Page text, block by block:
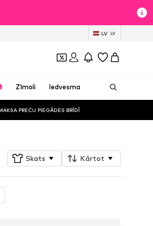
LV LV
Zīmoli Iedvesma
PREČU PIEGĀDES BRĪDĪ
Skats Kārtot